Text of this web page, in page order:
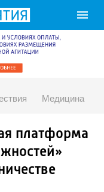
menu
Медицина
платформа